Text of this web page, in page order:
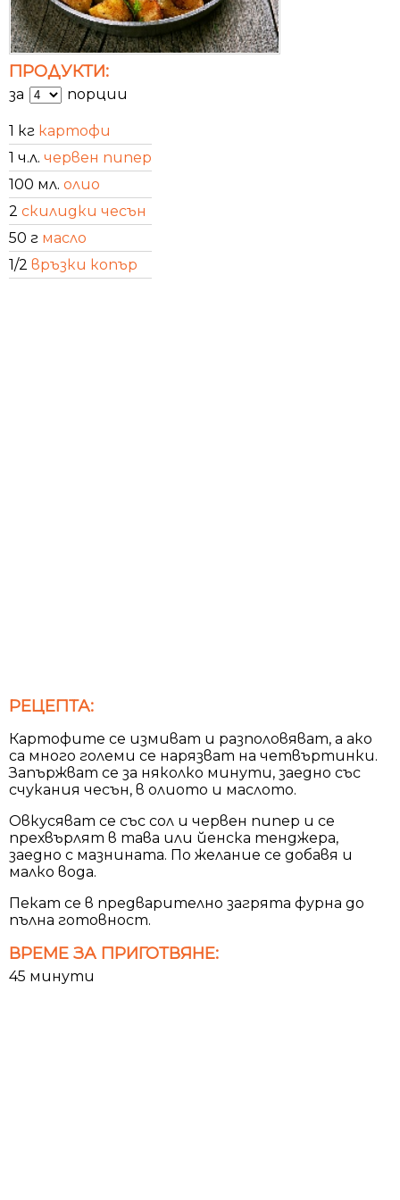
ПРОДУКТИ:
за порции
1 кг картофи
1 ч.л. червен пипер
100 мл. олио
2 скилидки чесън
50 г масло
1/2 връзки копър
РЕЦЕПТА:
Картофите се измиват и разполовяват, а ако
са много големи се нарязват на четвъртинки.
Запържват се за няколко минути, заедно със
счукания чесън, в олиото и маслото.
Овкусяват се със сол и червен пипер и се
прехвърлят в тава или йенска тенджера,
заедно с мазнината. По желание се добавя и
малко вода.
Пекат се в предварително загрята фурна до
пълна готовност.
ВРЕМЕ ЗА ПРИГОТВЯНЕ:
45 минути